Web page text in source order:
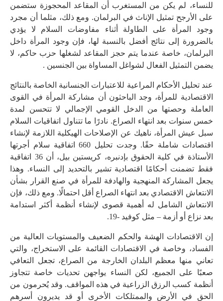
للنساء، لم يكن من المستغرب أن المقاعد المحجوزة ستضمن
على الأرجح تمثيل الإناث في البرلمان. ومع ذلك، مثلما أن مجرد
وجود المرأة على الطاولة أثناء مفاوضات السلام لا يؤدي
بالضرورة إلى نتائج أفضل بالنسبة لها، فإن وجود المرأة داخل
البرلمان، خاصة عندما يتم حجز المقاعد لشغلها حزب حاكم، لا
يضمن التمثيل الفعال لشواغل المساواة بين الجنسين .
عند تحليل الأحكام المراعية للاعتبارات الجنسانية الخاصة بالنتائج
الاقتصادية للمرأة، وجد الباحثون أن مشاركة المرأة في القوى
العاملة وحصتها من الدخل القومي الإجمالي لا تتحسن لمدة
خمس سنوات بعد انتهاء الصراع. نادرًا ما تتناول اتفاقيات السلام
سبل عيش المرأة، ناهيك عن الإصلاحات الهيكلية اللازمة لإنشاء
اقتصادات شاملة حقًا. وجدت تحليل 660 اتفاقية سلام أجرتها
الأستاذة في كلية الحقوق بإدنبره، كريستين بيل، أن 36 اتفاقية
فقط تضمنت أحكامًا اقتصادية تشير بالتحديد إلى النساء. وهذا
يجعل المشاركة المنهجية والهادفة للمرأة في صنع القرار بشأن
الانتعاش الاقتصادي بعد انتهاء الصراع أقل احتمالًا. ومع ذلك، فإن
الانتعاش الشامل له أهمية قصوى لإنشاء أنظمة أكثر استدامة
بعد نزاع أو أزمة – مثل كوفيد -19.
إن الاقتصادات الهشة والحكم الضعيف والمستويات العالية من
الفساد، وخاصة في الاقتصادات القائمة على الاستخراج، والتي
تعاني منها معظم البلدان الخارجة من الصراع، تجعل التعافي
صعبًا على الجميع، لكن النساء يواجهن تحديات خاصة تتجاوز
أنظمة كسب الرزق الزراعية في هذه المواقف. وقد يُحرمون من
الحق في الأرض والممتلكات الأخرى أو قد يديرون أسرهم